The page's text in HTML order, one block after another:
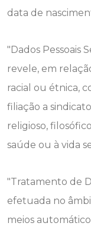
data de
"Dados Pessoais
revele, em
racial ou étnica,
filiação a
religioso,
saúde ou à vida
"Tratamento de
efetuada no
meios